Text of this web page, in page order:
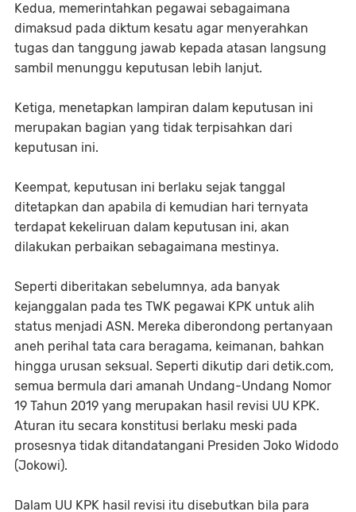
Kedua, memerintahkan pegawai sebagaimana
dimaksud pada diktum kesatu agar menyerahkan
tugas dan tanggung jawab kepada atasan langsung
sambil menunggu keputusan lebih lanjut.
Ketiga, menetapkan lampiran dalam keputusan ini
merupakan bagian yang tidak terpisahkan dari
keputusan ini.
Keempat, keputusan ini berlaku sejak tanggal
ditetapkan dan apabila di kemudian hari ternyata
terdapat kekeliruan dalam keputusan ini, akan
dilakukan perbaikan sebagaimana mestinya.
Seperti diberitakan sebelumnya, ada banyak
kejanggalan pada tes TWK pegawai KPK untuk alih
status menjadi ASN. Mereka diberondong pertanyaan
aneh perihal tata cara beragama, keimanan, bahkan
hingga urusan seksual. Seperti dikutip dari detik.com,
semua bermula dari amanah Undang-Undang Nomor
19 Tahun 2019 yang merupakan hasil revisi UU KPK.
Aturan itu secara konstitusi berlaku meski pada
prosesnya tidak ditandatangani Presiden Joko Widodo
(Jokowi).
Dalam UU KPK hasil revisi itu disebutkan bila para